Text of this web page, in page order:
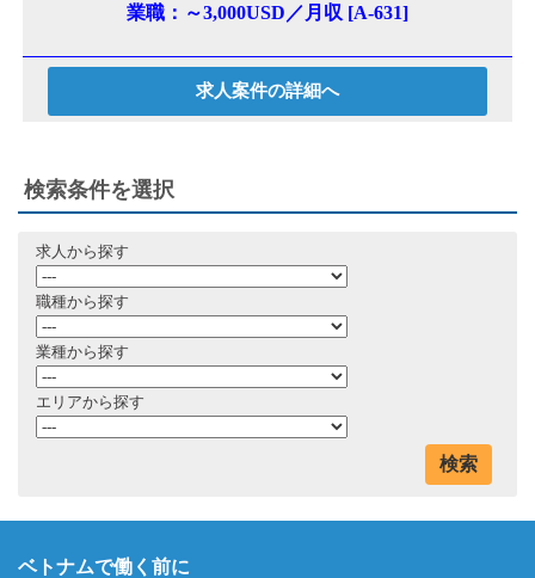
業職：～3,000USD／月収 [A-631]
求人案件の詳細へ
検索条件を選択
求人から探す
職種から探す
業種から探す
エリアから探す
検索
ベトナムで働く前に